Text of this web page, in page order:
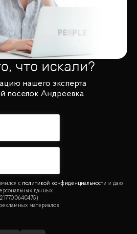
что искали?
нашего эксперта
поселок Андреевка
политикой конфиденциальности